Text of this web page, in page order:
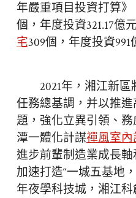
年嚴重項目投資打算
個，年度投資321.17億
宅309個，年度投資991
2021年，湘江新區
任務總基調，并以推
題，強化立異引領、
潭一體化計謀禪風室內
進步前輩制造業成長軸
加速打造“一城五基地
年夜學科技城，湘江